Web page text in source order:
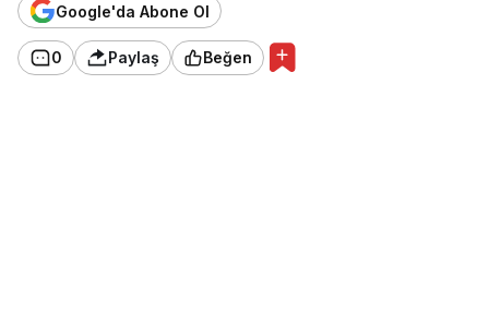
Google'da Abone Ol
0 Paylaş Beğen